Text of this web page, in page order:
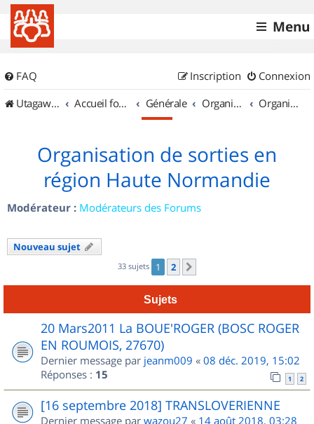
Menu
FAQ Connexion
Inscription
UtagawaVTT (Randos VTT et VTTAE avec traces GPS)
Accueil forum Générale Organisation de sorties & Recherche de partenaires Organisation de sorties en région Haute Normandie
Organisation de sorties en
région Haute Normandie
Modérateur : Modérateurs des Forums
Nouveau sujet
33 sujets 1 2
Sujets
20 Mars2011 La BOUE'ROGER (BOSC ROGER
EN ROUMOIS, 27670)
Dernier message par jeanm009 « 08 déc. 2019, 15:02
Réponses : 15 1 2
[16 septembre 2018] TRANSLOVERIENNE
Dernier message par wazou27 « 14 août 2018, 03:28